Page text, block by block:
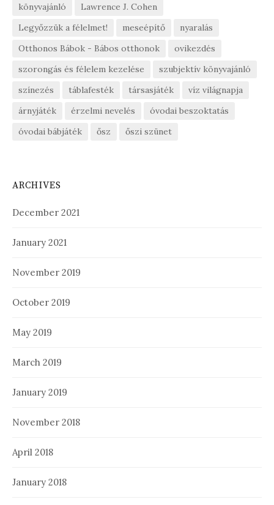
könyvajánló
Lawrence J. Cohen
Legyőzzük a félelmet!
meseépítő
nyaralás
Otthonos Bábok - Bábos otthonok
ovikezdés
szorongás és félelem kezelése
szubjektív könyvajánló
színezés
táblafesték társasjáték
víz világnapja
árnyjáték
érzelmi nevelés
óvodai beszoktatás
óvodai bábjáték
ősz őszi szünet
ARCHIVES
December 2021
January 2021
November 2019
October 2019
May 2019
March 2019
January 2019
November 2018
April 2018
January 2018